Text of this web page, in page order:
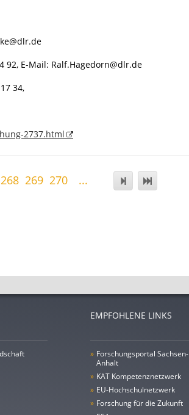
92, E-Mail: Ralf.Hagedorn@dlr.de
34,
2737.html
268 269 270 ...
EMPFOHLENE LINKS
» Forschungsportal Sachsen-
Anhalt
» KAT Kompetenznetzwerk
» EU-Hochschulnetzwerk
» Forschung für die Zukunft